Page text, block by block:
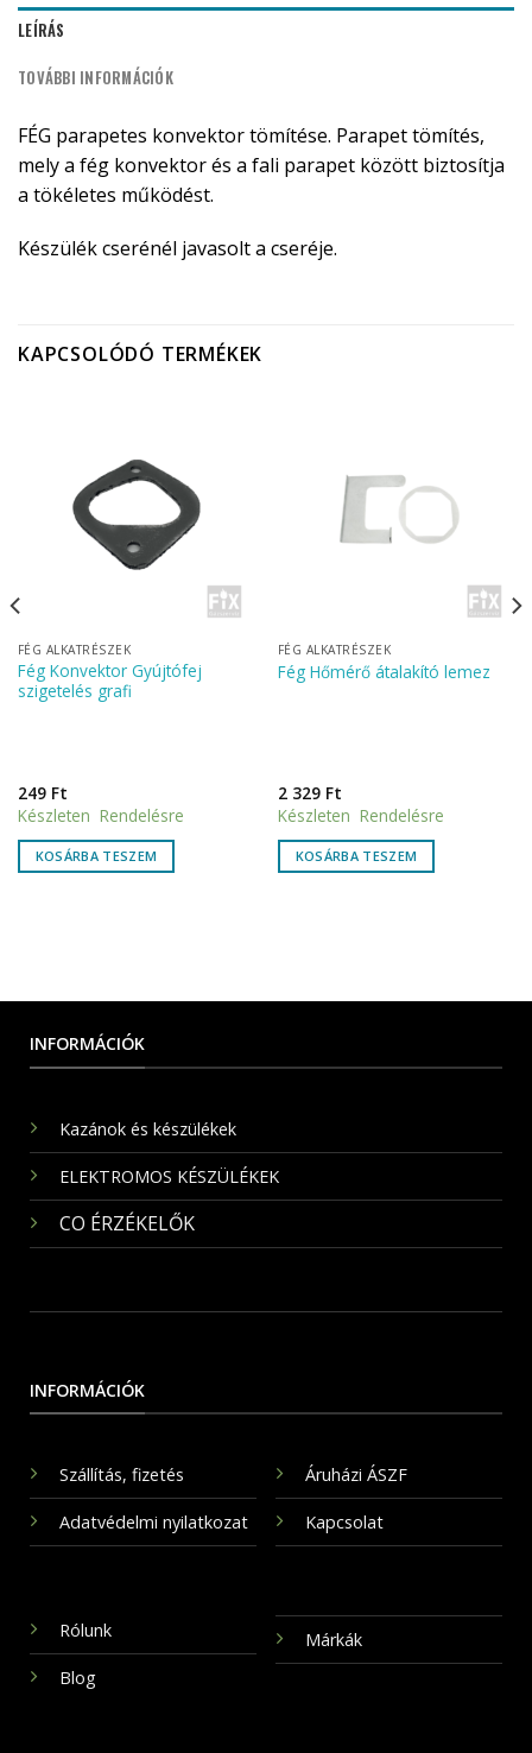
LEÍRÁS
TOVÁBBI INFORMÁCIÓK
FÉG parapetes konvektor tömítése. Parapet tömítés,
mely a fég konvektor és a fali parapet között biztosítja
a tökéletes működést.
Készülék cserénél javasolt a cseréje.
KAPCSOLÓDÓ TERMÉKEK
FÉG ALKATRÉSZEK
Fég Konvektor Gyújtófej
szigetelés grafi
249 Ft
Készleten Rendelésre
KOSÁRBA TESZEM
FÉG ALKATRÉSZEK
Fég Hőmérő átalakító lemez
2 329 Ft
Készleten Rendelésre
KOSÁRBA TESZEM
INFORMÁCIÓK
Kazánok és készülékek
ELEKTROMOS KÉSZÜLÉKEK
CO ÉRZÉKELŐK
INFORMÁCIÓK
Szállítás, fizetés
Adatvédelmi nyilatkozat
Áruházi ÁSZF
Kapcsolat
Rólunk
Blog
Márkák